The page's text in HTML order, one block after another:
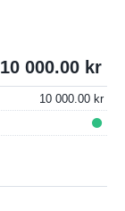
10 000.00
10 000.00